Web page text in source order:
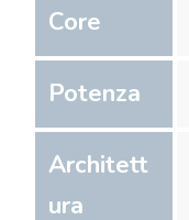
Core
Potenza
Architett
ura